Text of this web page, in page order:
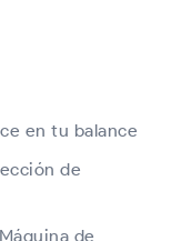
en tu balance
de
de